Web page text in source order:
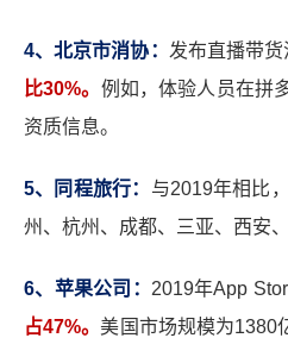
4、北京市消协： 发布直播带货
比30%。 例如，体验人员在拼
资质信息。
5、同程旅行： 与2019年相比，
州、杭州、成都、三亚、西安
6、苹果公司： 2019年App
占47%。 美国市场规模为1380